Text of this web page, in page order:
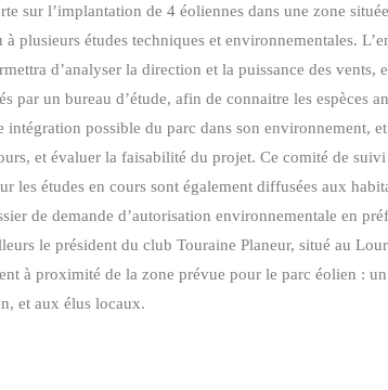
sur l’implantation de 4 éoliennes dans une zone
études techniques et environnementales.
d’analyser la direction et la puissance des vents,
par un bureau d’étude, afin de connaitre les espèces
intégration possible du parc dans son environnement,
et évaluer la faisabilité du projet. Ce comité de suivi
études en cours sont également diffusées aux
de demande d’autorisation environnementale en
le président du club Touraine Planeur, situé au
à proximité de la zone prévue pour le parc éolien :
et aux élus locaux.